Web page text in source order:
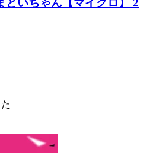
といちゃん【マイクロ】 2